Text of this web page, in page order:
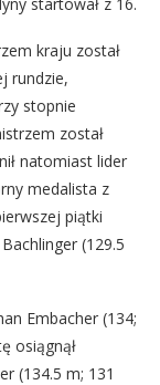
kraju został
rundzie,
stopnie
został
natomiast lider
medalista z
piątki
(129.5
Embacher (134;
osiągnął
(134.5 m; 131